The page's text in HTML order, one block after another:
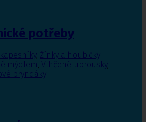
potřeby
, Žínky a houbičky
mýdlem, Vlhčené ubrousky,
bryndáky